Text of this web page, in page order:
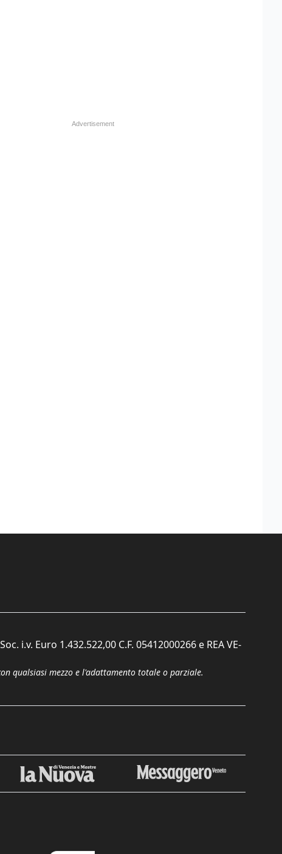
i.v. Euro 1.432.522,00 C.F. 05412000266 e REA VE-
qualsiasi mezzo e l'adattamento totale o parziale.